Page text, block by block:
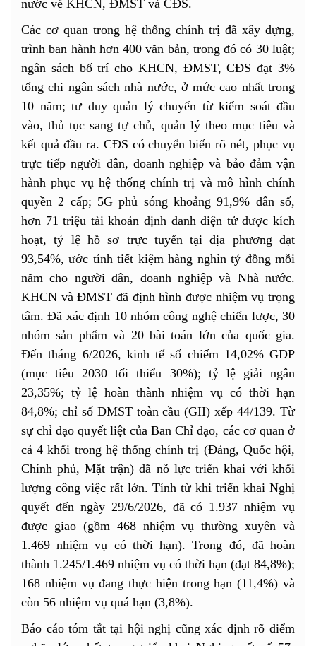
nước về KHCN, ĐMST và CĐS.
Các cơ quan trong hệ thống chính trị đã xây dựng,
trình ban hành hơn 400 văn bản, trong đó có 30 luật;
ngân sách bố trí cho KHCN, ĐMST, CĐS đạt 3%
tổng chi ngân sách nhà nước, ở mức cao nhất trong
10 năm; tư duy quản lý chuyển từ kiểm soát đầu
vào, thủ tục sang tự chủ, quản lý theo mục tiêu và
kết quả đầu ra. CĐS có chuyển biến rõ nét, phục vụ
trực tiếp người dân, doanh nghiệp và bảo đảm vận
hành phục vụ hệ thống chính trị và mô hình chính
quyền 2 cấp; 5G phủ sóng khoảng 91,9% dân số,
hơn 71 triệu tài khoản định danh điện tử được kích
hoạt, tỷ lệ hồ sơ trực tuyến tại địa phương đạt
93,54%, ước tính tiết kiệm hàng nghìn tỷ đồng mỗi
năm cho người dân, doanh nghiệp và Nhà nước.
KHCN và ĐMST đã định hình được nhiệm vụ trọng
tâm. Đã xác định 10 nhóm công nghệ chiến lược, 30
nhóm sản phẩm và 20 bài toán lớn của quốc gia.
Đến tháng 6/2026, kinh tế số chiếm 14,02% GDP
(mục tiêu 2030 tối thiểu 30%); tỷ lệ giải ngân
23,35%; tỷ lệ hoàn thành nhiệm vụ có thời hạn
84,8%; chỉ số ĐMST toàn cầu (GII) xếp 44/139. Từ
sự chỉ đạo quyết liệt của Ban Chỉ đạo, các cơ quan ở
cả 4 khối trong hệ thống chính trị (Đảng, Quốc hội,
Chính phủ, Mặt trận) đã nỗ lực triển khai với khối
lượng công việc rất lớn. Tính từ khi triển khai Nghị
quyết đến ngày 29/6/2026, đã có 1.937 nhiệm vụ
được giao (gồm 468 nhiệm vụ thường xuyên và
1.469 nhiệm vụ có thời hạn). Trong đó, đã hoàn
thành 1.245/1.469 nhiệm vụ có thời hạn (đạt 84,8%);
168 nhiệm vụ đang thực hiện trong hạn (11,4%) và
còn 56 nhiệm vụ quá hạn (3,8%).
Báo cáo tóm tắt tại hội nghị cũng xác định rõ điểm